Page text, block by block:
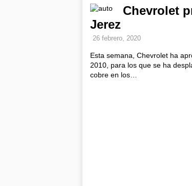
Chevrolet
Jerez
26 febrero, 2020
Esta semana, Chevrolet ha
2010, para los que se ha
cobre en los…